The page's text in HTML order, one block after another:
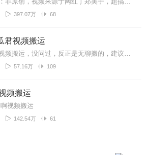
397.07万 68
君视频搬运
我的世界视频搬运，没问过，反正是无聊搬的，建议去找正版看，给个高分行吗？
57.16万 109
频搬运
视频搬运
142.54万 61